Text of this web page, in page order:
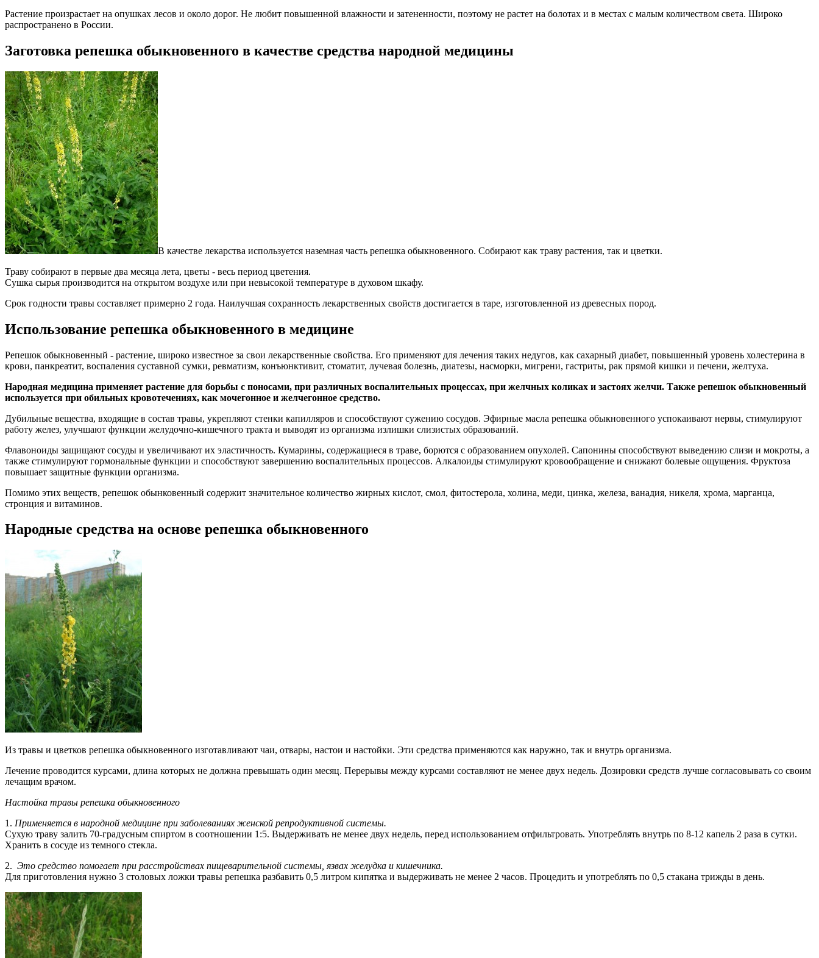
Растение произрастает на опушках лесов и около дорог. Не любит повышенной влажности и затененности, поэтому не растет на болотах и в местах с малым количеством света. Широко
распространено в России.
Заготовка репешка обыкновенного в качестве средства народной медицины
В качестве лекарства используется наземная часть репешка обыкновенного. Собирают как траву растения, так и цветки.
Траву собирают в первые два месяца лета, цветы - весь период цветения.
Сушка сырья производится на открытом воздухе или при невысокой температуре в духовом шкафу.
Срок годности травы составляет примерно 2 года. Наилучшая сохранность лекарственных свойств достигается в таре, изготовленной из древесных пород.
Использование репешка обыкновенного в медицине
Репешок обыкновенный - растение, широко известное за свои лекарственные свойства. Его применяют для лечения таких недугов, как сахарный диабет, повышенный уровень холестерина в
крови, панкреатит, воспаления суставной сумки, ревматизм, конъюнктивит, стоматит, лучевая болезнь, диатезы, насморки, мигрени, гастриты, рак прямой кишки и печени, желтуха.
Народная медицина применяет растение для борьбы с поносами, при различных воспалительных процессах, при желчных коликах и застоях желчи. Также репешок обыкновенный
используется при обильных кровотечениях, как мочегонное и желчегонное средство.
Дубильные вещества, входящие в состав травы, укрепляют стенки капилляров и способствуют сужению сосудов. Эфирные масла репешка обыкновенного успокаивают нервы, стимулируют
работу желез, улучшают функции желудочно-кишечного тракта и выводят из организма излишки слизистых образований.
Флавоноиды защищают сосуды и увеличивают их эластичность. Кумарины, содержащиеся в траве, борются с образованием опухолей. Сапонины способствуют выведению слизи и мокроты, а
также стимулируют гормональные функции и способствуют завершению воспалительных процессов. Алкалоиды стимулируют кровообращение и снижают болевые ощущения. Фруктоза
повышает защитные функции организма.
Помимо этих веществ, репешок обынковенный содержит значительное количество жирных кислот, смол, фитостерола, холина, меди, цинка, железа, ванадия, никеля, хрома, марганца,
стронция и витаминов.
Народные средства на основе репешка обыкновенного
Из травы и цветков репешка обыкновенного изготавливают чаи, отвары, настои и настойки. Эти средства применяются как наружно, так и внутрь организма.
Лечение проводится курсами, длина которых не должна превышать один месяц. Перерывы между курсами составляют не менее двух недель. Дозировки средств лучше согласовывать со своим
лечащим врачом.
Настойка травы репешка обыкновенного
1. Применяется в народной медицине при заболеваниях женской репродуктивной системы.
Сухую траву залить 70-градусным спиртом в соотношении 1:5. Выдерживать не менее двух недель, перед использованием отфильтровать. Употреблять внутрь по 8-12 капель 2 раза в сутки.
Хранить в сосуде из темного стекла.
2. Это средство помогает при расстройствах пищеварительной системы, язвах желудка и кишечника.
Для приготовления нужно 3 столовых ложки травы репешка разбавить 0,5 литром кипятка и выдерживать не менее 2 часов. Процедить и употреблять по 0,5 стакана трижды в день.